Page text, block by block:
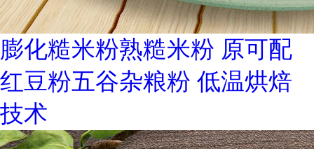
膨化糙米粉熟糙米粉 原可配
红豆粉五谷杂粮粉 低温烘焙
技术